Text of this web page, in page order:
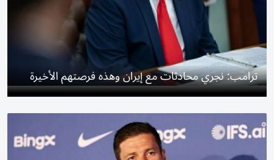
ترامب: نجري محادثات مع إيران وهذه فرصتهم الأخيرة